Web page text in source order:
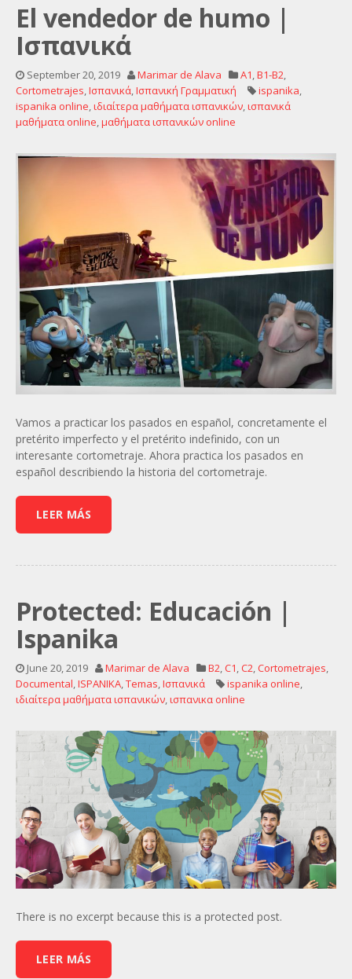
El vendedor de humo |
Ισπανικά
September 20, 2019 Marimar de Alava A1,B1-B2,
Cortometrajes,Ισπανικά,Ισπανική Γραμματική ispanika,
ispanika online,ιδιαίτερα μαθήματα ισπανικών,ισπανικά
μαθήματα online,μαθήματα ισπανικών online
Vamos a practicar los pasados en español, concretamente el
pretérito imperfecto y el pretérito indefinido, con un
interesante cortometraje. Ahora practica los pasados en
español describiendo la historia del cortometraje.
LEER MÁS
Protected: Educación |
Ispanika
June 20, 2019 Marimar de Alava B2, C1, C2, Cortometrajes,
Documental,ISPANIKA,Temas,Ισπανικά ispanika online,
ιδιαίτερα μαθήματα ισπανικών,ισπανικα online
There is no excerpt because this is a protected post.
LEER MÁS